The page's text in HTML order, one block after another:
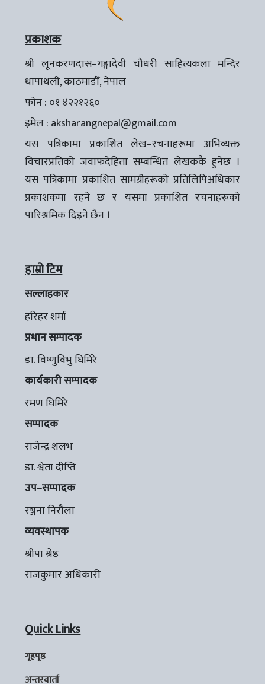
प्रकाशक
श्री लूनकरणदास–गङ्गादेवी चौधरी साहित्यकला मन्दिर
थापाथली, काठमाडौँ, नेपाल
फोन : ०१ ४२२१२६०
इमेल : aksharangnepal@gmail.com
यस पत्रिकामा प्रकाशित लेख–रचनाहरूमा अभिव्यक्त
विचारप्रतिको जवाफदेहिता सम्बन्धित लेखककै हुनेछ ।
यस पत्रिकामा प्रकाशित सामग्रीहरूको प्रतिलिपिअधिकार
प्रकाशकमा रहने छ र यसमा प्रकाशित रचनाहरूको
पारिश्रमिक दिइने छैन ।
हाम्रो टिम
सल्लाहकार
हरिहर शर्मा
प्रधान सम्पादक
डा. विष्णुविभु घिमिरे
कार्यकारी सम्पादक
रमण घिमिरे
सम्पादक
राजेन्द्र शलभ
डा. श्वेता दीप्ति
उप–सम्पादक
रञ्जना निरौला
व्यवस्थापक
श्रीपा श्रेष्ठ
राजकुमार अधिकारी
Quick Links
गृहपृष्ठ
अन्तरवार्ता